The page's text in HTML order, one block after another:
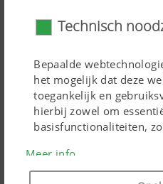
Technisch
Bepaalde
het mogelijk dat deze
toegankelijk en
hierbij zowel om
basisfunctionaliteiten,
internetbrowser of het
toestemming. Zonder
Meer info
bewegen, waardoor de
wordt slijtage aanzienlijk
levensduur is zo
De optimale stuurhoek
ergonomisch uit het zwad
zorgt ervoor dat schoon en
Hierdoor kan het